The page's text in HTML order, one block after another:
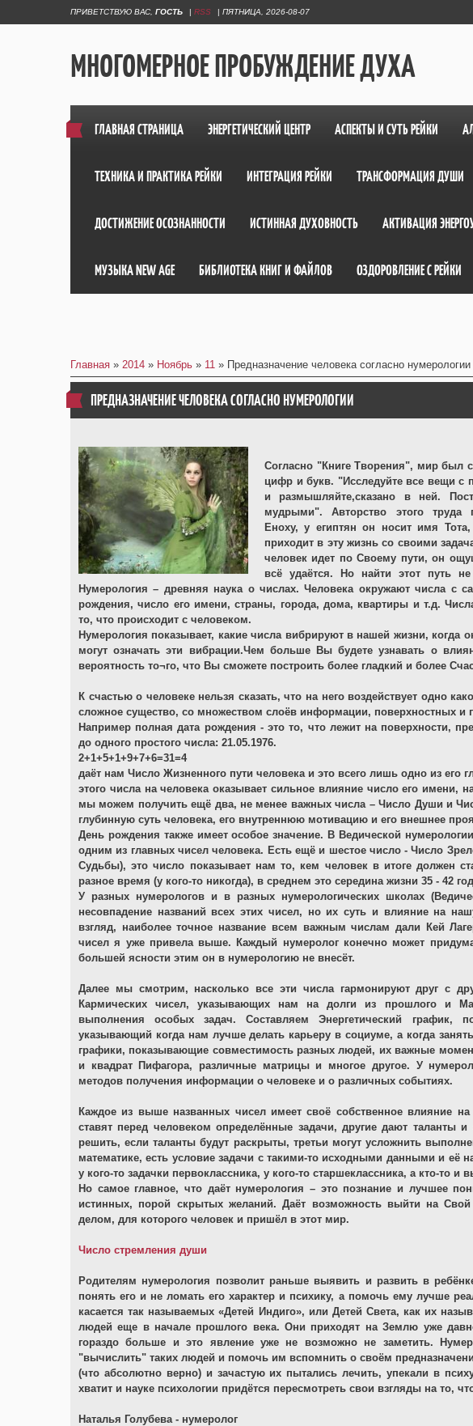
ПРИВЕТСТВУЮ ВАС ГОСТЬ | RSS | ПЯТНИЦА, 2026-08-07
МНОГОМЕРНОЕ ПРОБУЖДЕНИЕ ДУХА
ГЛАВНАЯ СТРАНИЦА ЭНЕРГЕТИЧЕСКИЙ ЦЕНТР АСПЕКТЫ И СУТЬ РЕЙКИ
ТЕХНИКА И ПРАКТИКА РЕЙКИ ИНТЕГРАЦИЯ РЕЙКИ ТРАНСФОРМАЦИЯ ДУШИ
ДОСТИЖЕНИЕ ОСОЗНАННОСТИ ИСТИННАЯ ДУХОВНОСТЬ АКТИВАЦИЯ
МУЗЫКА NEW AGE БИБЛИОТЕКА КНИГ И ФАЙЛОВ ОЗДОРОВЛЕНИЕ С РЕЙКИ
Главная » 2014 » Ноябрь » 11 » Предназначение человека согласно нумерологии
ПРЕДНАЗНАЧЕНИЕ ЧЕЛОВЕКА СОГЛАСНО НУМЕРОЛОГИИ
Согласно "Книге Творения", мир был
цифр и букв. "Исследуйте все вещи с
и размышляйте,сказано в ней.
мудрыми". Авторство этого труда
Еноху, у египтян он носит имя
приходит в эту жизнь со своими
человек идет по Своему пути, он
всё удаётся. Но найти этот путь
Нумерология – древняя наука о числах. Человека окружают числа с
рождения, число его имени, страны, города, дома, квартиры и т.д.
то, что происходит с человеком.
Нумерология показывает, какие числа вибрируют в нашей жизни, когда
могут означать эти вибрации.Чем больше Вы будете узнавать о
вероятность то¬го, что Вы сможете построить более гладкий и более
К счастью о человеке нельзя сказать, что на него воздействует одно
сложное существо, со множеством слоёв информации, поверхностных и
Например полная дата рождения - это то, что лежит на поверхности,
до одного простого числа: 21.05.1976.
2+1+5+1+9+7+6=31=4
даёт нам Число Жизненного пути человека и это всего лишь одно из
этого числа на человека оказывает сильное влияние число его имени,
мы можем получить ещё два, не менее важных числа – Число Души и
глубинную суть человека, его внутреннюю мотивацию и его внешнее
День рождения также имеет особое значение. В Ведической
одним из главных чисел человека. Есть ещё и шестое число - Число
Судьбы), это число показывает нам то, кем человек в итоге должен
разное время (у кого-то никогда), в среднем это середина жизни 35 - 42
У разных нумерологов и в разных нумерологических школах
несовпадение названий всех этих чисел, но их суть и влияние на
взгляд, наиболее точное название всем важным числам дали Кей
чисел я уже привела выше. Каждый нумеролог конечно может
большей ясности этим он в нумерологию не внесёт.
Далее мы смотрим, насколько все эти числа гармонируют друг с
Кармических чисел, указывающих нам на долги из прошлого и
выполнения особых задач. Составляем Энергетический
указывающий когда нам лучше делать карьеру в социуме, а когда
графики, показывающие совместимость разных людей, их важные
и квадрат Пифагора, различные матрицы и многое другое. У
методов получения информации о человеке и о различных событиях.
Каждое из выше названных чисел имеет своё собственное влияние
ставят перед человеком определённые задачи, другие дают таланты
решить, если таланты будут раскрыты, третьи могут усложнить
математике, есть условие задачи с такими-то исходными данными и её
у кого-то задачки первоклассника, у кого-то старшеклассника, а кто-то и
Но самое главное, что даёт нумерология – это познание и лучшее
истинных, порой скрытых желаний. Даёт возможность выйти на
делом, для которого человек и пришёл в этот мир.
Число стремления души
Родителям нумерология позволит раньше выявить и развить в
понять его и не ломать его характер и психику, а помочь ему лучше
касается так называемых «Детей Индиго», или Детей Света, как их
людей еще в начале прошлого века. Они приходят на Землю уже
гораздо больше и это явление уже не возможно не заметить.
"вычислить" таких людей и помочь им вспомнить о своём
(что абсолютно верно) и зачастую их пытались лечить, упекали в
хватит и науке психологии придётся пересмотреть свои взгляды на то,
Наталья Голубева - нумеролог